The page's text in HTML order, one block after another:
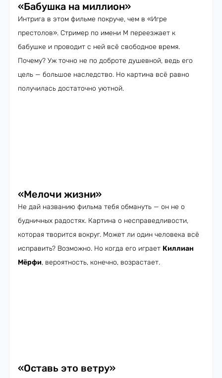
«Бабушка на миллион»
Интрига в этом фильме покруче, чем в «Игре
престолов». Стример по имени М переезжает к
бабушке и проводит с ней всё свободное время.
Почему? Уж точно не по доброте душевной, ведь его
цель — большое наследство. Но картина всё равно
получилась достаточно уютной.
«Мелочи жизни»
Не дай названию фильма тебя обмануть — он не о
будничных радостях. Картина о несправедливости,
которая творится вокруг. Может ли один человека всё
исправить? Возможно. Но когда его играет Киллиан
Мёрфи, вероятность, конечно, возрастает.
«Оставь это ветру»